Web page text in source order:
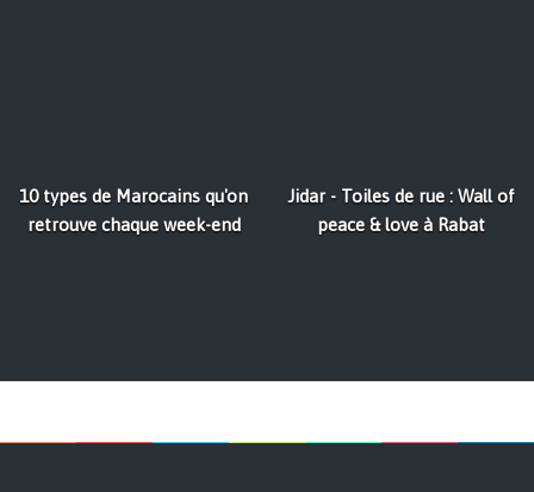
10 types de Marocains qu'on
retrouve chaque week-end
Jidar - Toiles de rue : Wall of
peace & love à Rabat